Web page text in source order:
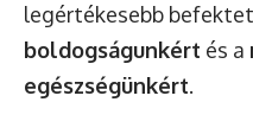
legértékesebb
boldogságunkért és a
egészségünkért.